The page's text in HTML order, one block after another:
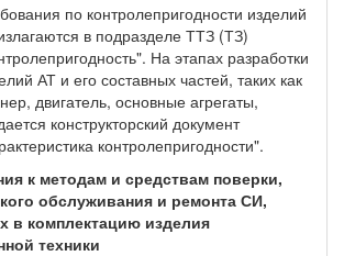
по контролепригодности изделий
в подразделе ТТЗ (ТЗ)
На этапах разработки
АТ и его составных частей, таких как
двигатель, основные агрегаты,
конструкторский документ
контролепригодности".
к методам и средствам поверки,
обслуживания и ремонта СИ,
в комплектацию изделия
техники